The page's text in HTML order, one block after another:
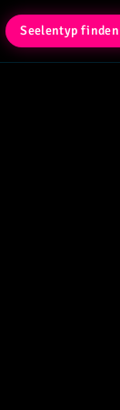
Seelentyp finden